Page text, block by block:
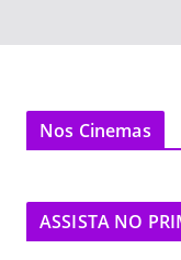
Nos Cinemas
ASSISTA NO